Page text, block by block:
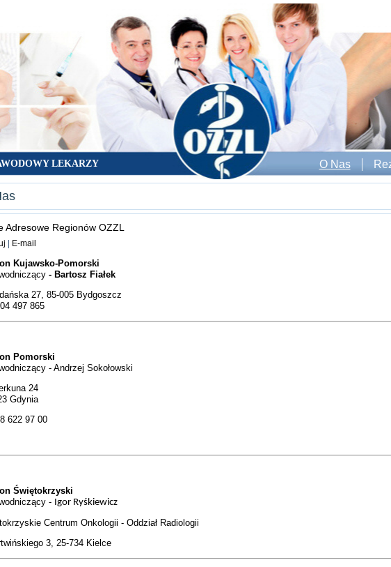
LEKARZY O Nas
Adresowe Regionów OZZL
E-mail
Kujawsko-Pomorski
- Bartosz Fiałek
27, 85-005 Bydgoszcz
497 865
Pomorski
- Andrzej Sokołowski
24
Gdynia
622 97 00
Świętokrzyski
- Igor Ryśkiewicz
Centrum Onkologii - Oddział Radiologii
3, 25-734 Kielce